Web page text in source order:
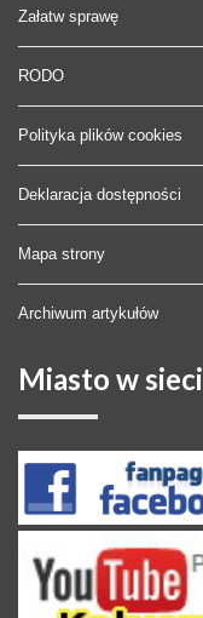
Załatw sprawę
RODO
Polityka plików cookies
Deklaracja dostępności
Mapa strony
Archiwum artykułów
Miasto w sieci